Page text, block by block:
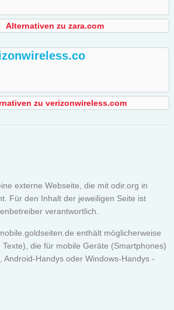
Alternativen zu zara.com
zu verizonwireless.com
externe Webseite, die mit odir.org in
Für den Inhalt der jeweiligen Seite ist
verantwortlich.
enthält möglicherweise
die für mobile Geräte (Smartphones)
Android-Handys oder Windows-Handys -